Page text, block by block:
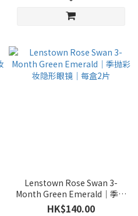
Lenstown Rose Swan 3-
Month Green Emerald｜季抛
彩妆隐形眼镜｜每盒2片
HK$140.00